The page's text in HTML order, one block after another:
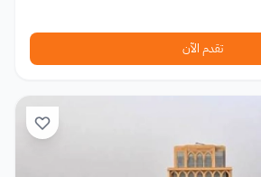
تقدم الآن